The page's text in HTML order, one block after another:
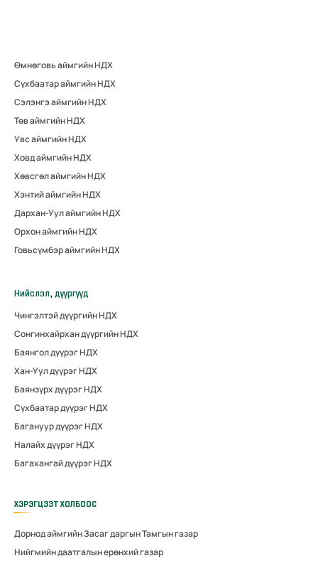
Өмнөговь аймгийн НДХ
Сүхбаатар аймгийн НДХ
Сэлэнгэ аймгийн НДХ
Төв аймгийн НДХ
Увс аймгийн НДХ
Ховд аймгийн НДХ
Хөвсгөл аймгийн НДХ
Хэнтий аймгийн НДХ
Дархан-Уул аймгийн НДХ
Орхон аймгийн НДХ
Говьсүмбэр аймгийн НДХ
Нийслэл, дүүргүүд
Чингэлтэй дүүргийн НДХ
Сонгинхайрхан дүүргийн НДХ
Баянгол дүүрэг НДХ
Хан-Уул дүүрэг НДХ
Баянзүрх дүүрэг НДХ
Сүхбаатар дүүрэг НДХ
Багануур дүүрэг НДХ
Налайх дүүрэг НДХ
Багахангай дүүрэг НДХ
ХЭРЭГЦЭЭТ ХОЛБООС
Дорнод аймгийн Засаг даргын Тамгын газар
Нийгмийн даатгалын ерөнхий газар